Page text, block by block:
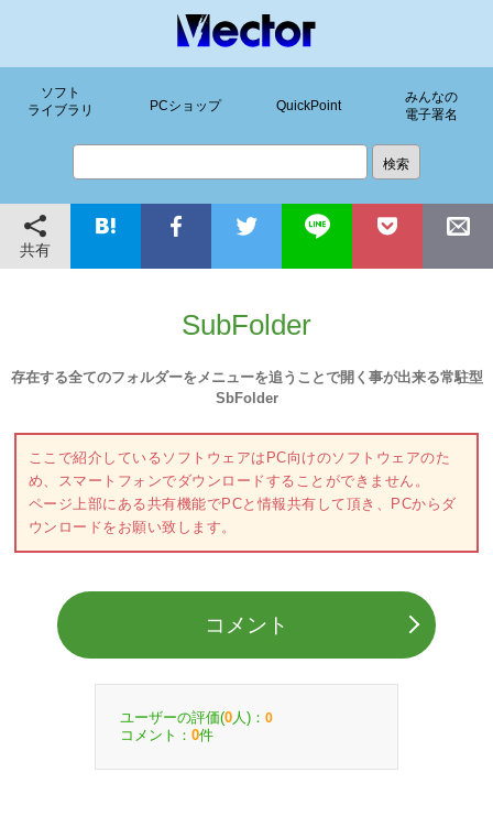
ソフト
ライブラリ
PCショップ QuickPoint
みんなの
電子署名
共有
SubFolder
存在する全てのフォルダーをメニューを追うことで開く事が出来る常駐型
SbFolder
ここで紹介しているソフトウェアはPC向けのソフトウェアのた
め、スマートフォンでダウンロードすることができません。
ページ上部にある共有機能でPCと情報共有して頂き、PCからダ
ウンロードをお願い致します。
コメント
ユーザーの評価(0 人)： 0
コメント： 0件